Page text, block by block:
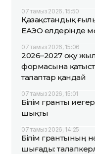
07 тамыз 2026, 15:50
Қазақстандық
ЕАЭО елдерінде
07 тамыз 2026, 15:06
2026–2027 оқу
формасына
талаптар қандай
07 тамыз 2026, 15:01
Білім гранты
шықты
07 тамыз 2026, 14:25
Білім грантының
шығады: